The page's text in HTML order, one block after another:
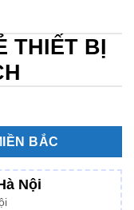
THIẾT BỊ
BẮC
Nội